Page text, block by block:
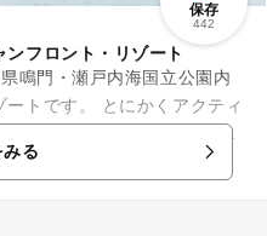
保存
442
フロント・リゾート
鳴門・瀬戸内海国立公園内
にかくアクティ
ートビーチでは、ファミリ
る